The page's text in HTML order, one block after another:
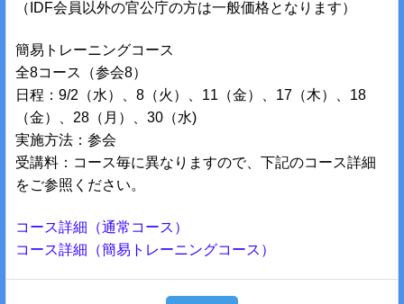
（IDF会員以外の官公庁の方は一般価格となります）
簡易トレーニングコース
全8コース（参会8）
日程：9/2（水）、8（火）、11（金）、17（木）、18
（金）、28（月）、30（水)
実施方法：参会
受講料：コース毎に異なりますので、下記のコース詳細
をご参照ください。
コース詳細（通常コース）
コース詳細（簡易トレーニングコース）